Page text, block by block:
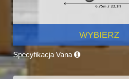
WYBIERZ
Specyfikacja Vana